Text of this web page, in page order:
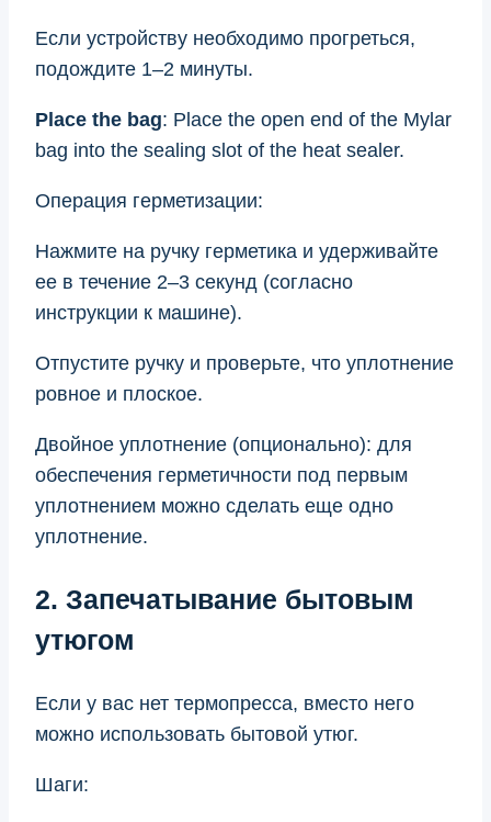
Если устройству необходимо прогреться,
подождите 1–2 минуты.
Place the bag: Place the open end of the Mylar
bag into the sealing slot of the heat sealer.
Операция герметизации:
Нажмите на ручку герметика и удерживайте
ее в течение 2–3 секунд (согласно
инструкции к машине).
Отпустите ручку и проверьте, что уплотнение
ровное и плоское.
Двойное уплотнение (опционально): для
обеспечения герметичности под первым
уплотнением можно сделать еще одно
уплотнение.
2. Запечатывание бытовым
утюгом
Если у вас нет термопресса, вместо него
можно использовать бытовой утюг.
Шаги: